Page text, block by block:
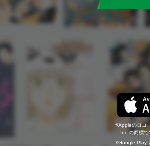
Appleのロゴ
Inc.の商標
Google Play